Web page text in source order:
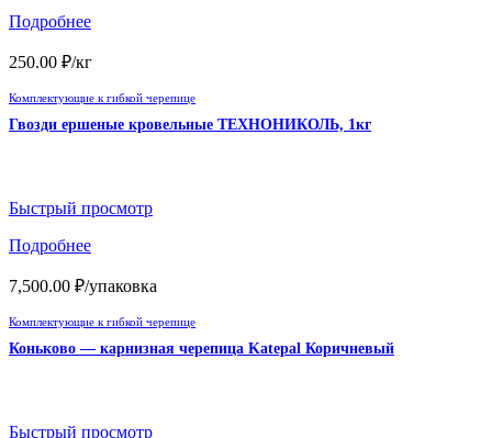
Подробнее
250.00 ₽/кг
Комплектующие к гибкой черепице
Гвозди ершеные кровельные ТЕХНОНИКОЛЬ, 1кг
Быстрый просмотр
Подробнее
7,500.00 ₽/упаковка
Комплектующие к гибкой черепице
Коньково — карнизная черепица Katepal Коричневый
Быстрый просмотр